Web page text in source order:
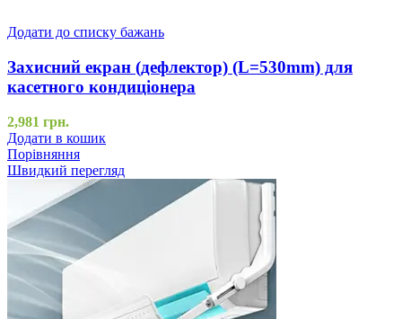
Додати до списку бажань
Захисний екран (дефлектор) (L=530mm) для
касетного кондиціонера
2,981 грн.
Додати в кошик
Порівняння
Швидкий перегляд